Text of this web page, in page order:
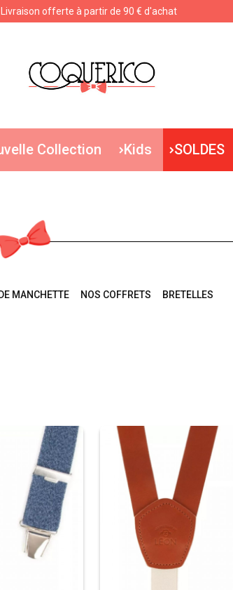
Livraison offerte à partir de 90 € d'achat
Collection Kids SOLDES
MANCHETTE NOS COFFRETS BRETELLES